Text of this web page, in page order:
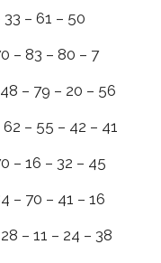
33 – 61 – 50
– 83 – 80 – 7
– 79 – 20 – 56
62 – 55 – 42 – 41
– 16 – 32 – 45
– 70 – 41 – 16
– 11 – 24 – 38